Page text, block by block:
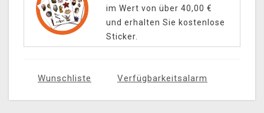
im Wert von über 40,00 €
und erhalten Sie kostenlose
Sticker.
Wunschliste Verfügbarkeitsalarm